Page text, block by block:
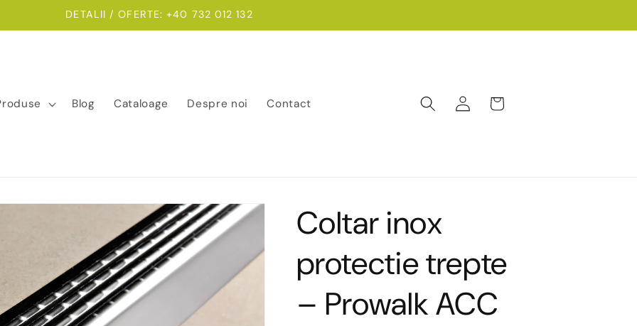
DETALII / OFERTE: +40 732 012 132
Blog Cataloage Despre noi Contact
Conectați-
vă
Coș
Coltar inox
protectie trepte
– Prowalk ACC